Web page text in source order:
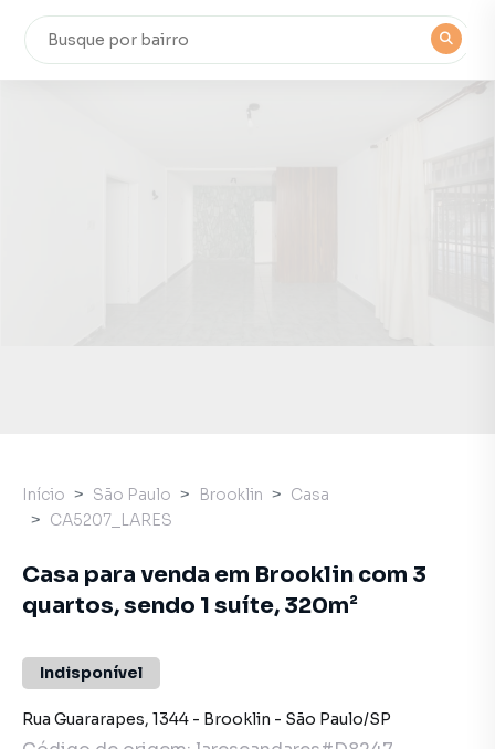
Início São Paulo Brooklin
Casa
CA5207_LARES
Casa para venda em Brooklin com 3
quartos, sendo 1 suíte, 320m²
Indisponível
Rua Guararapes, 1344 - Brooklin - São Paulo/SP